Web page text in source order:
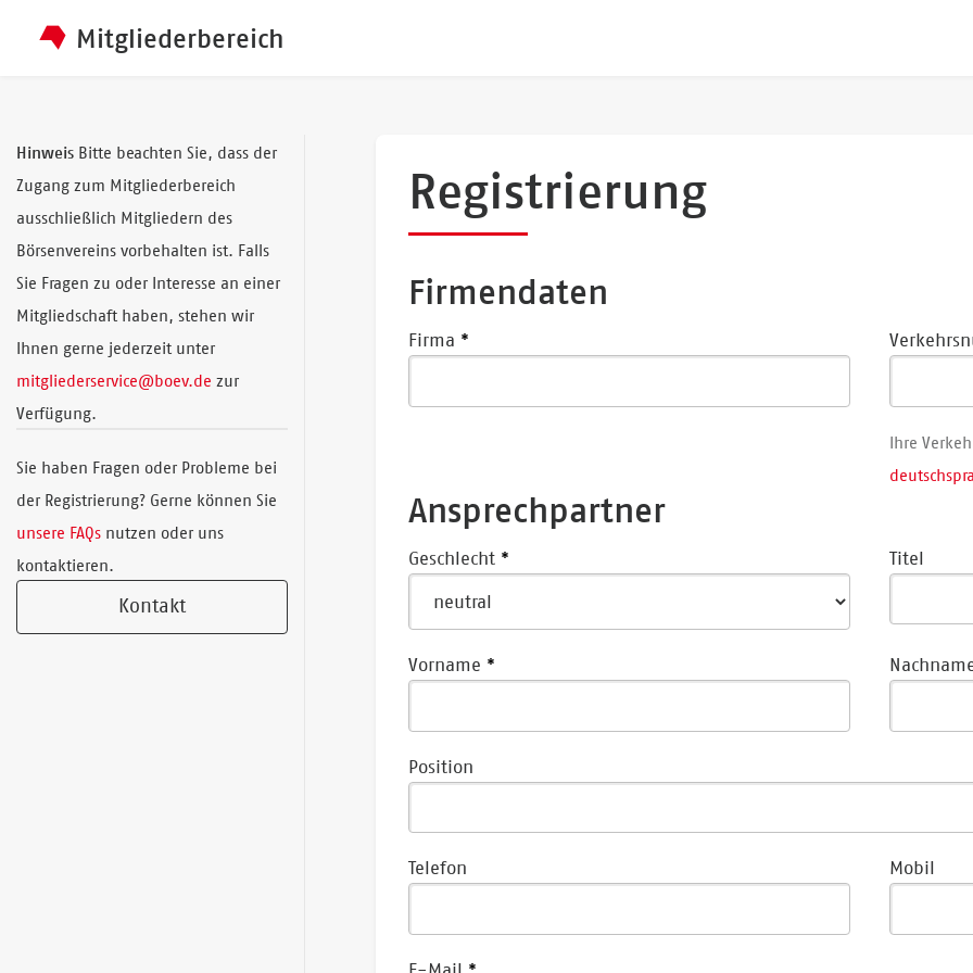
Mitgliederbereich
Registrierung
Firmendaten
Firma
Ihre
Ansprechpartner
Geschlecht Titel
Vorname
Position
Telefon Mobil
Hinweis Bitte beachten Sie, dass der
Zugang zum Mitgliederbereich
ausschließlich Mitgliedern des
Börsenvereins vorbehalten ist. Falls
Sie Fragen zu oder Interesse an einer
Mitgliedschaft haben, stehen wir
Ihnen gerne jederzeit unter
mitgliederservice@boev.de zur
Verfügung.
Sie haben Fragen oder Probleme bei
der Registrierung? Gerne können Sie
unsere FAQs nutzen oder uns
kontaktieren.
Kontakt